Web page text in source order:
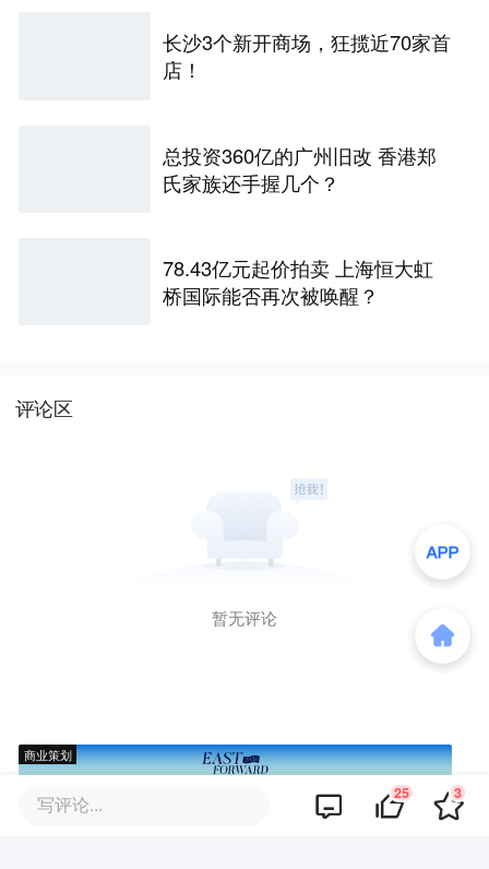
长沙3个新开商场，狂揽近70家首
店！
总投资360亿的广州旧改 香港郑
氏家族还手握几个？
78.43亿元起价拍卖 上海恒大虹
桥国际能否再次被唤醒？
评论区
暂无评论
商业策划
写评论... 25 3